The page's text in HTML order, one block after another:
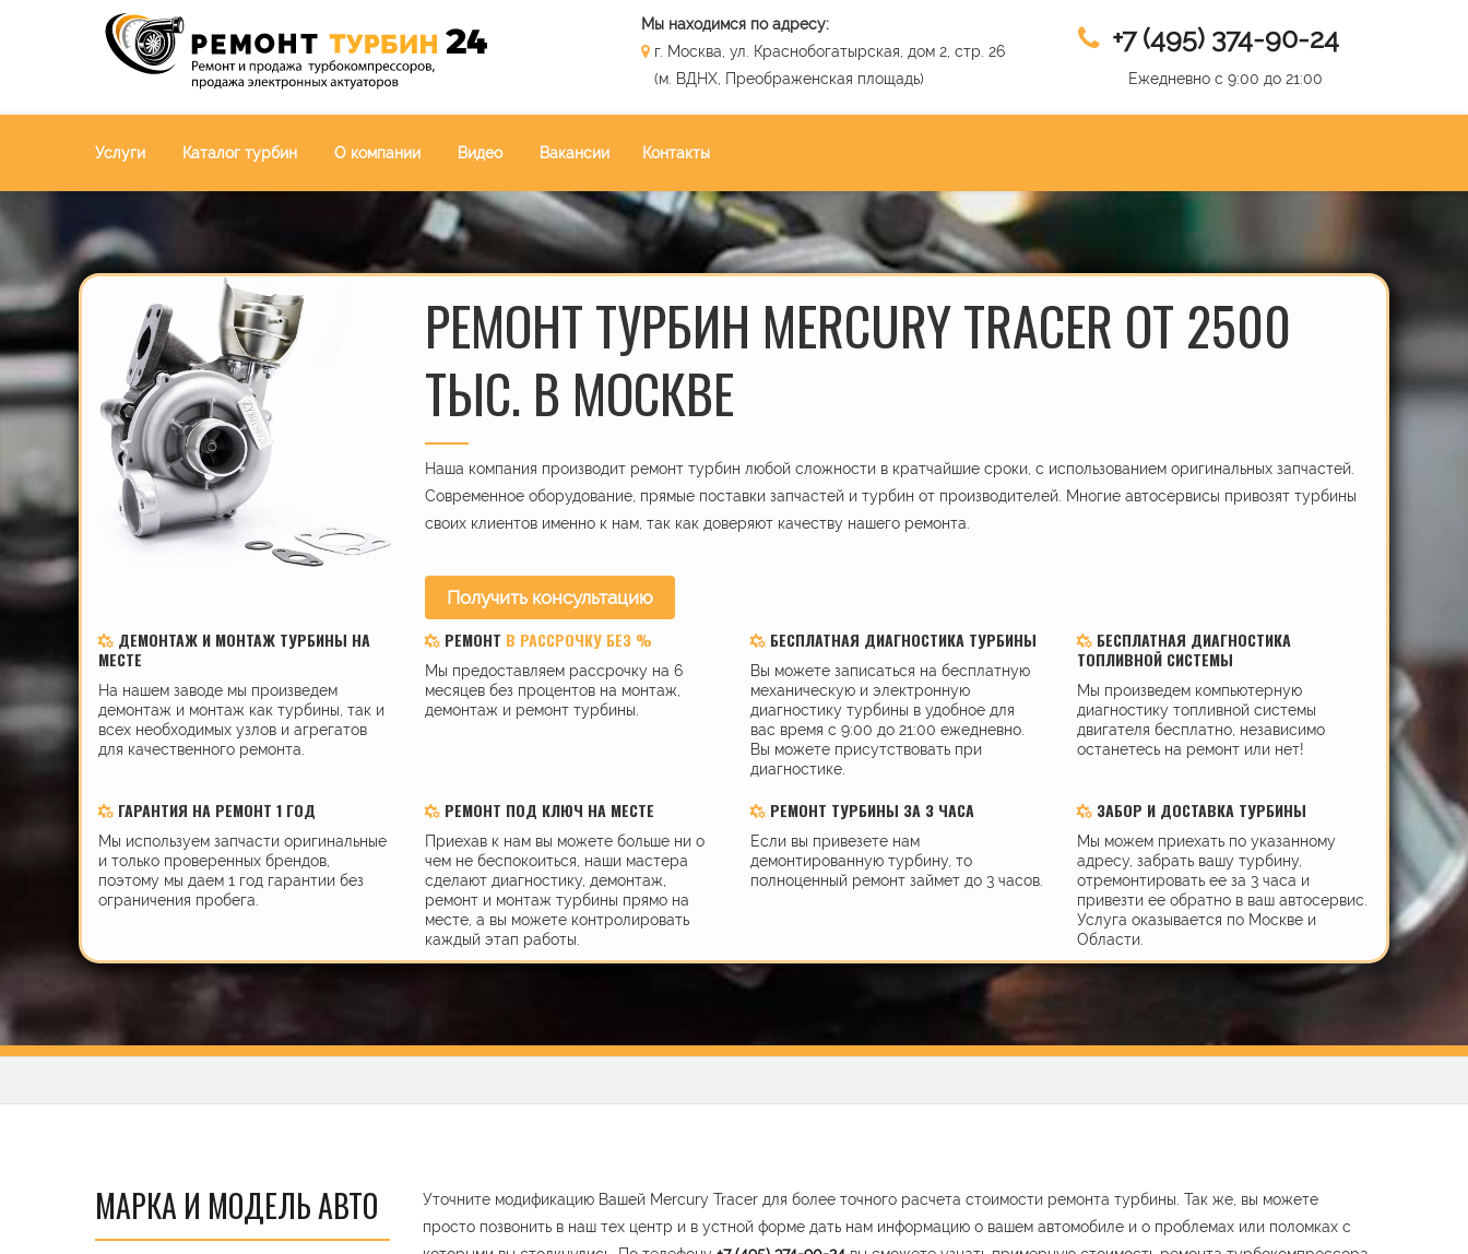
Мы находимся по адресу:
г. Москва, ул. Краснобогатырская, дом 2, стр. 26
(м. ВДНХ, Преображенская площадь)
+7 (495) 374-90-24
Ежедневно с 9:00 до 21:00
Услуги Каталог турбин О компании Видео Вакансии Контакты
РЕМОНТ ТУРБИН MERCURY TRACER ОТ 2500
ТЫС. В МОСКВЕ
Наша компания производит ремонт турбин любой сложности в кратчайшие сроки, с использованием оригинальных запчастей.
Современное оборудование, прямые поставки запчастей и турбин от производителей. Многие автосервисы привозят турбины
своих клиентов именно к нам, так как доверяют качеству нашего ремонта.
Получить консультацию
ДЕМОНТАЖ И МОНТАЖ ТУРБИНЫ НА
МЕСТЕ
На нашем заводе мы произведем
демонтаж и монтаж как турбины, так и
всех необходимых узлов и агрегатов
для качественного ремонта.
РЕМОНТ В РАССРОЧКУ БЕЗ %
Мы предоставляем рассрочку на 6
месяцев без процентов на монтаж,
демонтаж и ремонт турбины.
БЕСПЛАТНАЯ ДИАГНОСТИКА ТУРБИНЫ
Вы можете записаться на бесплатную
механическую и электронную
диагностику турбины в удобное для
вас время с 9:00 до 21:00 ежедневно.
Вы можете присутствовать при
диагностике.
БЕСПЛАТНАЯ ДИАГНОСТИКА
ТОПЛИВНОЙ СИСТЕМЫ
Мы произведем компьютерную
диагностику топливной системы
двигателя бесплатно, независимо
останетесь на ремонт или нет!
ГАРАНТИЯ НА РЕМОНТ 1 ГОД
Мы используем запчасти оригинальные
и только проверенных брендов,
поэтому мы даем 1 год гарантии без
ограничения пробега.
РЕМОНТ ПОД КЛЮЧ НА МЕСТЕ
Приехав к нам вы можете больше ни о
чем не беспокоиться, наши мастера
сделают диагностику, демонтаж,
ремонт и монтаж турбины прямо на
месте, а вы можете контролировать
каждый этап работы.
РЕМОНТ ТУРБИНЫ ЗА 3 ЧАСА
Если вы привезете нам
демонтированную турбину, то
полноценный ремонт займет до 3 часов.
ЗАБОР И ДОСТАВКА ТУРБИНЫ
Мы можем приехать по указанному
адресу, забрать вашу турбину,
отремонтировать ее за 3 часа и
привезти ее обратно в ваш автосервис.
Услуга оказывается по Москве и
Области.
Уточните модификацию Вашей Mercury Tracer для более точного расчета стоимости ремонта турбины. Так же, вы можете
просто позвонить в наш тех центр и в устной форме дать нам информацию о вашем автомобиле и о проблемах или поломках с
МАРКА И МОДЕЛЬ АВТО